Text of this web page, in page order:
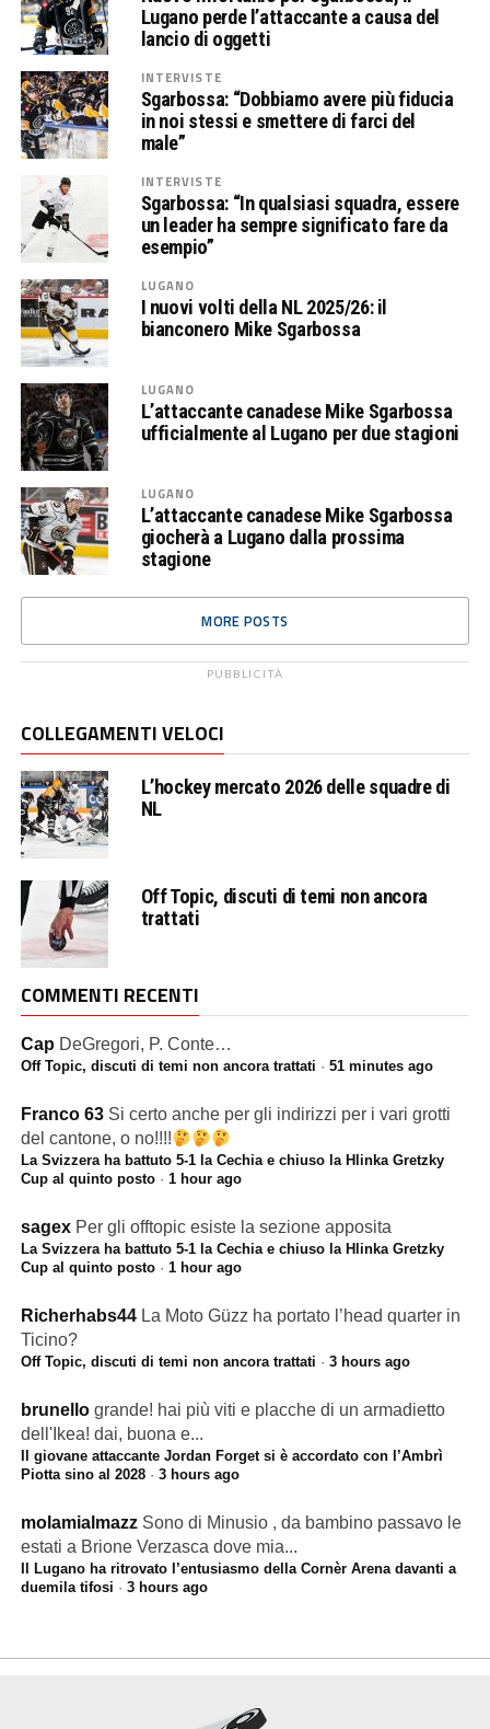
Lugano perde l’attaccante a causa del
lancio di oggetti
INTERVISTE
Sgarbossa: “Dobbiamo avere più fiducia
in noi stessi e smettere di farci del
male”
INTERVISTE
Sgarbossa: “In qualsiasi squadra, essere
un leader ha sempre significato fare da
esempio”
LUGANO
I nuovi volti della NL 2025/26: il
bianconero Mike Sgarbossa
LUGANO
L’attaccante canadese Mike Sgarbossa
ufficialmente al Lugano per due stagioni
LUGANO
L’attaccante canadese Mike Sgarbossa
giocherà a Lugano dalla prossima
stagione
MORE POSTS
PUBBLICITÀ
COLLEGAMENTI VELOCI
L’hockey mercato 2026 delle squadre di
NL
Off Topic, discuti di temi non ancora
trattati
COMMENTI RECENTI
Cap DeGregori, P. Conte…
Off Topic, discuti di temi non ancora trattati · 51 minutes ago
Franco 63 Si certo anche per gli indirizzi per i vari grotti
del cantone, o no!!!!
La Svizzera ha battuto 5-1 la Cechia e chiuso la Hlinka Gretzky
Cup al quinto posto· 1 hour ago
sagex Per gli offtopic esiste la sezione apposita
La Svizzera ha battuto 5-1 la Cechia e chiuso la Hlinka Gretzky
Cup al quinto posto· 1 hour ago
Richerhabs44 La Moto Güzz ha portato l’head quarter in
Ticino?
Off Topic, discuti di temi non ancora trattati · 3 hours ago
brunello grande! hai più viti e placche di un armadietto
dell'Ikea! dai, buona e...
Il giovane attaccante Jordan Forget si è accordato con l’Ambrì
Piotta sino al 2028· 3 hours ago
molamialmazz Sono di Minusio , da bambino passavo le
estati a Brione Verzasca dove mia...
Il Lugano ha ritrovato l’entusiasmo della Cornèr Arena davanti a
duemila tifosi · 3 hours ago